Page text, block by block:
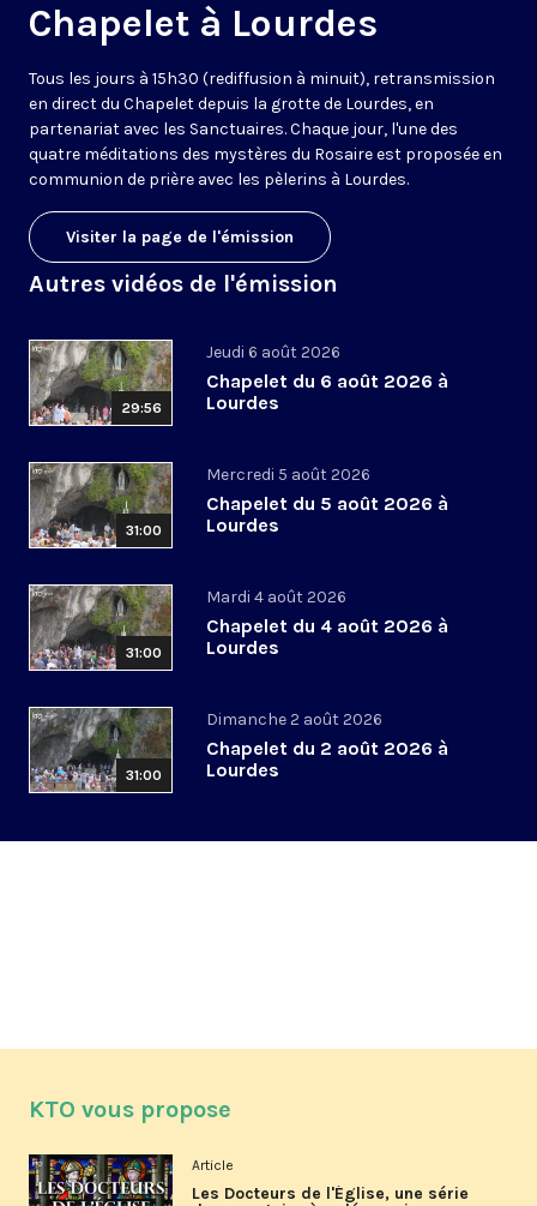
Chapelet à Lourdes
Tous les jours à 15h30 (rediffusion à minuit), retransmission
en direct du Chapelet depuis la grotte de Lourdes, en
partenariat avec les Sanctuaires. Chaque jour, l'une des
quatre méditations des mystères du Rosaire est proposée en
communion de prière avec les pèlerins à Lourdes.
Visiter la page de l'émission
Autres vidéos de l'émission
29:56
Jeudi 6 août 2026
Chapelet du 6 août 2026 à
Lourdes
31:00
Mercredi 5 août 2026
Chapelet du 5 août 2026 à
Lourdes
31:00
Mardi 4 août 2026
Chapelet du 4 août 2026 à
Lourdes
31:00
Dimanche 2 août 2026
Chapelet du 2 août 2026 à
Lourdes
KTO vous propose
Article
Les Docteurs de l'Église, une série